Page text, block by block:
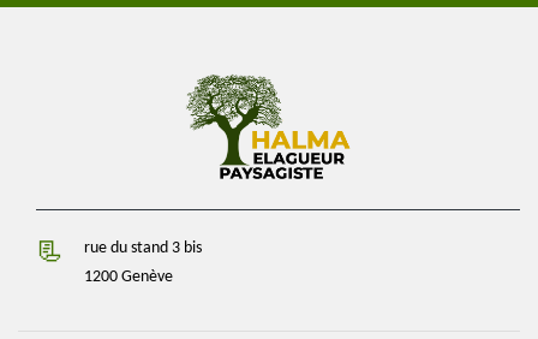
rue du stand 3 bis
1200 Genève